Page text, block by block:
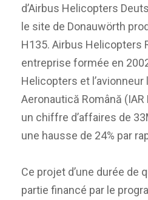
d’Airbus Helicopters
le site de Donauwörth
H135. Airbus Helicopters
entreprise formée en
Helicopters et
Aeronautică Română (IAR
un chiffre d’affaires de
une hausse de 24% par
Ce projet d’une durée de
partie financé par le